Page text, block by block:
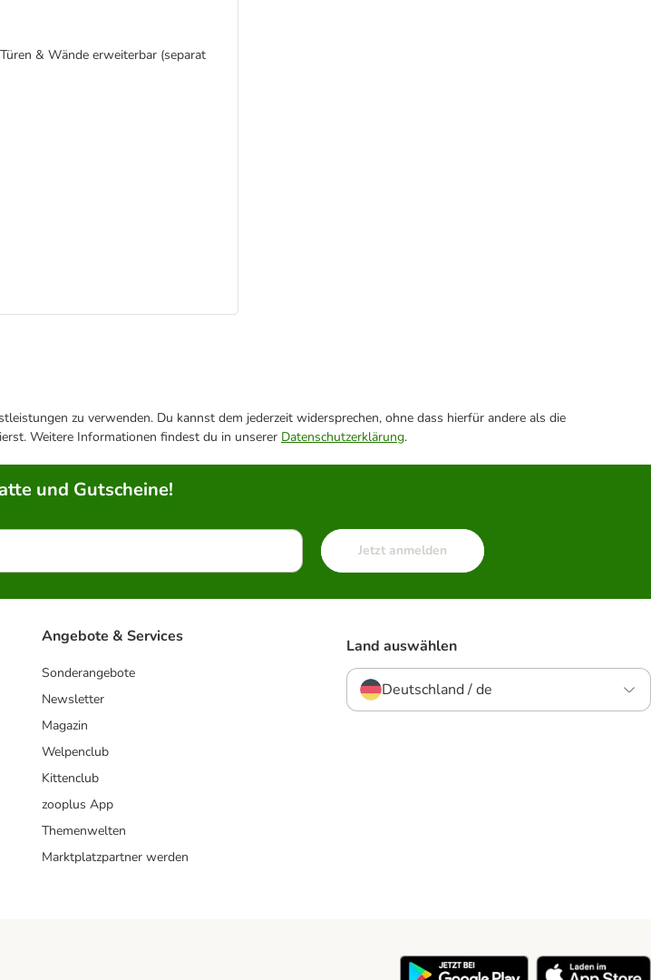
& Wände erweiterbar (separat
zu verwenden. Du kannst dem jederzeit widersprechen, ohne dass hierfür andere als die
Weitere Informationen findest du in unserer Datenschutzerklärung.
und Gutscheine!
Jetzt anmelden
Angebote & Services
Sonderangebote
Newsletter
Magazin
Welpenclub
Kittenclub
zooplus App
Themenwelten
Marktplatzpartner werden
Land auswählen
Deutschland / de